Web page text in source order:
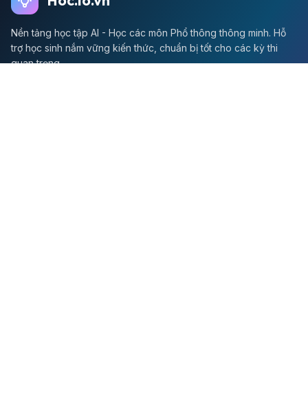
Nền tảng học tập AI - Học các môn Phổ thông thông minh. Hỗ
trợ học sinh nắm vững kiến thức, chuẩn bị tốt cho các kỳ thi
quan trọng.